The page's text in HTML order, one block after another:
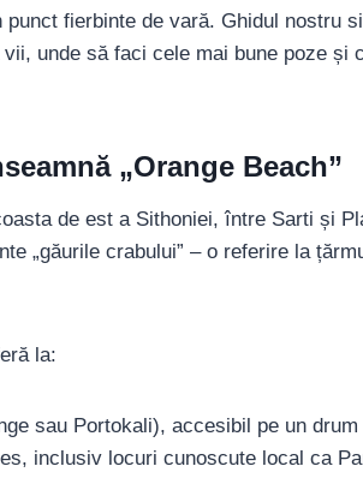
fierbinte de vară. Ghidul nostru
unde să faci cele mai bune poze și
„Orange Beach”
de est a Sithoniei, între Sarti și
„găurile crabului” – o referire la
la:
sau Portokali), accesibil pe un
inclusiv locuri cunoscute local ca